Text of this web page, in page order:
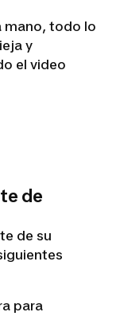
mano, todo lo
y
el video
de
de su
para